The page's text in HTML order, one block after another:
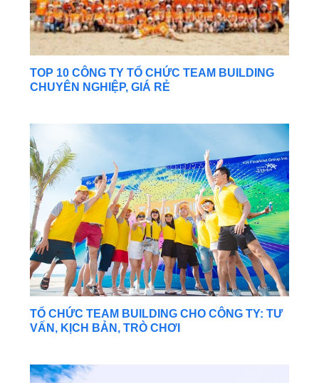
TOP 10 CÔNG TY TỔ CHỨC TEAM BUILDING
CHUYÊN NGHIỆP, GIÁ RẺ
TỔ CHỨC TEAM BUILDING CHO CÔNG TY: TƯ
VẤN, KỊCH BẢN, TRÒ CHƠI